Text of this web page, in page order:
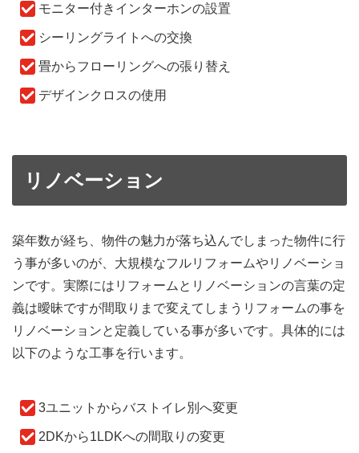
モニター付きインターホンの設置
シーリングライトへの交換
畳からフローリングへの張り替え
デザインクロスの使用
リノベーション
築年数が経ち、物件の魅力が落ち込んでしまった物件に行
う事が多いのが、大規模なフルリフォームやリノベーショ
ンです。実際にはリフォームとリノベーションの言葉の定
義は曖昧ですが間取りまで変えてしまうリフォームの事を
リノベーションと定義している事が多いです。具体的には
以下のような工事を行います。
3ユニットからバストイレ別へ変更
2DKから1LDKへの間取りの変更